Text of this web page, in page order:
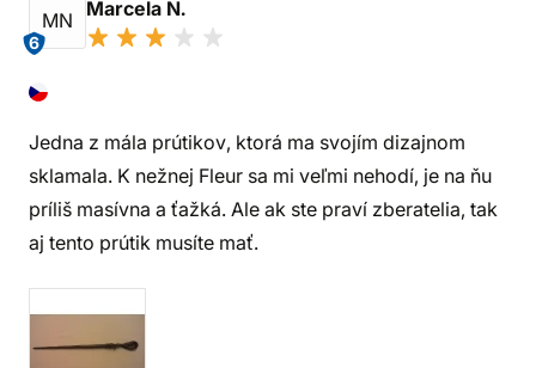
MN
6
Marcela N.
Jedna z mála prútikov, ktorá ma svojím dizajnom
sklamala. K nežnej Fleur sa mi veľmi nehodí, je na ňu
príliš masívna a ťažká. Ale ak ste praví zberatelia, tak
aj tento prútik musíte mať.